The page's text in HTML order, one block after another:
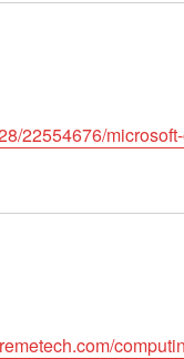
22554676/